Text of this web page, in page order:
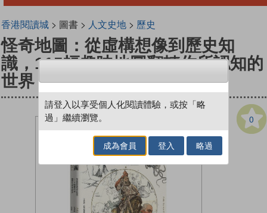
香港閱讀城> 圖書 > 人文史地> 歷史
怪奇地圖：從虛構想像到歷史知
識，115幅趣味地圖翻轉你所認知的
世界
0
請登入以享受個人化閱讀體驗，或按「略
過」繼續瀏覽。
成為會員 登入 略過